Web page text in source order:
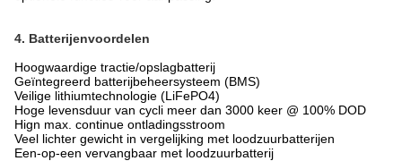
4. Batterijenvoordelen
Hoogwaardige tractie/opslagbatterij
Geïntegreerd batterijbeheersysteem (BMS)
Veilige lithiumtechnologie (LiFePO4)
Hoge levensduur van cycli meer dan 3000 keer @ 100% DOD
Hign max. continue ontladingsstroom
Veel lichter gewicht in vergelijking met loodzuurbatterijen
Een-op-een vervangbaar met loodzuurbatterij